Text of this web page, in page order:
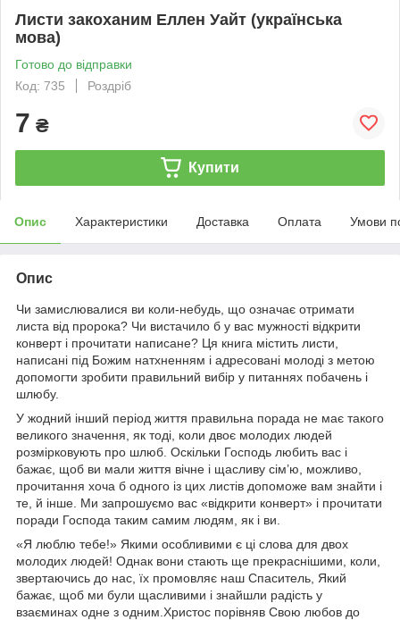
Листи закоханим Еллен Уайт (українська
мова)
Готово до відправки
Код: 735
Роздріб
7 ₴
Купити
Опис Характеристики Доставка Оплата Умови
Опис
Чи замислювалися ви коли-небудь, що означає отримати
листа від пророка? Чи вистачило б у вас мужності відкрити
конверт і прочитати написане? Ця книга містить листи,
написані під Божим натхненням і адресовані молоді з метою
допомогти зробити правильний вибір у питаннях побачень і
шлюбу.
У жодний інший період життя правильна порада не має такого
великого значення, як тоді, коли двоє молодих людей
розмірковують про шлюб. Оскільки Господь любить вас і
бажає, щоб ви мали життя вічне і щасливу сім’ю, можливо,
прочитання хоча б одного із цих листів допоможе вам знайти і
те, й інше. Ми запрошуємо вас «відкрити конверт» і прочитати
поради Господа таким самим людям, як і ви.
«Я люблю тебе!» Якими особливими є ці слова для двох
молодих людей! Однак вони стають ще прекраснішими, коли,
звертаючись до нас, їх промовляє наш Спаситель, Який
бажає, щоб ми були щасливими і знайшли радість у
взаєминах одне з одним.Христос порівняв Свою любов до